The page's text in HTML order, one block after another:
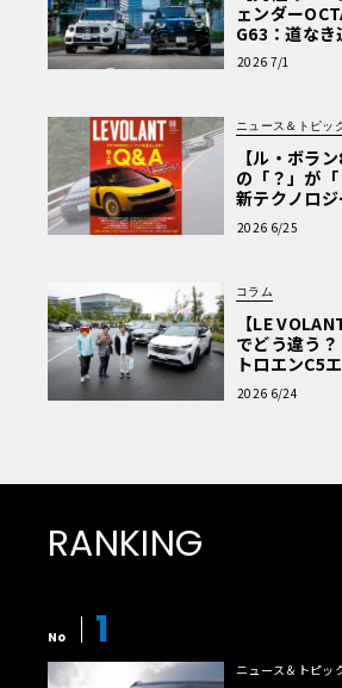
C75」の水中翼から着想を得た壮大な
ることで、ダウンフォースは量産モデ
に設定した最適なバランスにより、極
ングダイナミクスが追求された。
ヨットクルーの装いをコクピットへ
内外装のデザインは、2024年のアメリ
たルナ・ロッサのヨットの世界観が
る。ボディには光で色合いが変化する
ントが施された。ボンネットやルーフ
徴するブランド史上初の赤いアルフ
も特別感を強調している。
ェンダー
G63：道な
極的アプロー
2026 7/1
ニュース＆トピッ
【ル・ボラ
の「？」が
新テクノロ
車Q&A」
2026 6/25
コラム
【LE
でどう違う
トロエンC5
読者一気乗り
2026 6/24
RANKING
No 1
ニュース＆トピッ